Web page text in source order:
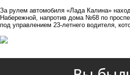
За рулем автомобиля «Лада Калина»
Набережной, напротив дома №68 по
под управлением 23-летнего водителя,